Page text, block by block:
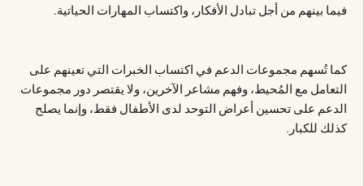
فيما بينهم من أجل تبادل الأفكار، واكتساب المهارات الحياتية.
كما تُسهم مجموعات الدعم في اكتساب الخبرات التي تعينهم على
التعامل مع المُحيط، وفهم مشاعر الآخرين، ولا يقتصر دور مجموعات
الدعم على تحسين أعراض التوحد لدى الأطفال فقط، وإنما يصلح
كذلك للكبار.